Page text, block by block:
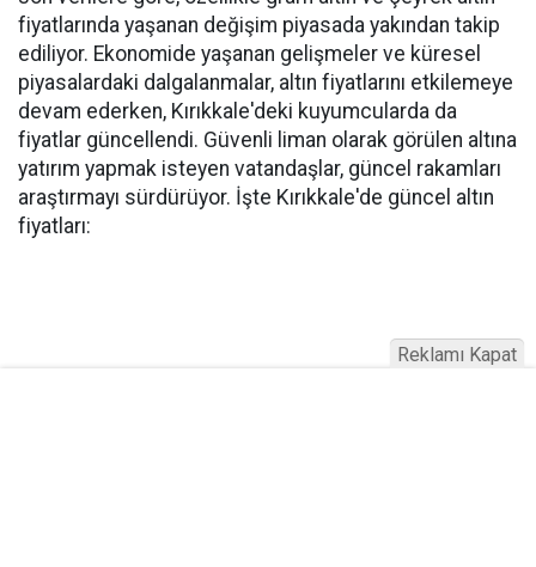
fiyatlarında yaşanan değişim piyasada yakından takip
ediliyor. Ekonomide yaşanan gelişmeler ve küresel
piyasalardaki dalgalanmalar, altın fiyatlarını etkilemeye
devam ederken, Kırıkkale'deki kuyumcularda da
fiyatlar güncellendi. Güvenli liman olarak görülen altına
yatırım yapmak isteyen vatandaşlar, güncel rakamları
araştırmayı sürdürüyor. İşte Kırıkkale'de güncel altın
fiyatları:
Reklamı Kapat